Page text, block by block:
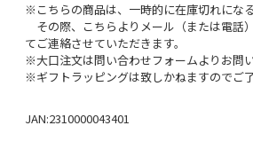
※こちらの商品は、一時的に在庫切れにな
その際、こちらよりメール（または電話
てご連絡させていただきます。
※大口注文は問い合わせフォームよりお問
※ギフトラッピングは致しかねますのでご了
JAN:2310000043401